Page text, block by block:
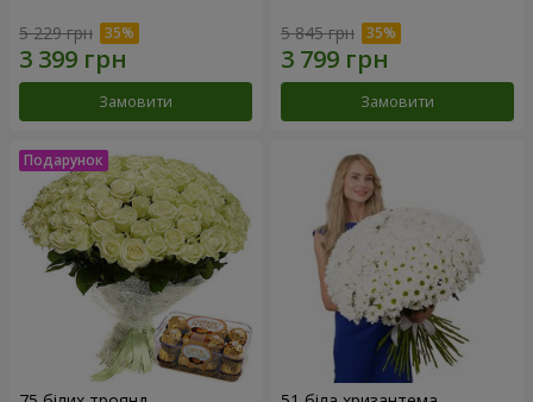
5 229 грн
Замовити
5 845 грн
Замовити